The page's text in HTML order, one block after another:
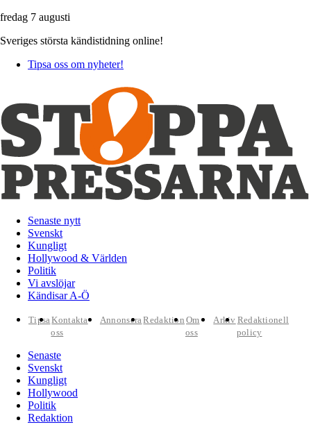
fredag 7 augusti
Sveriges största kändistidning online!
Tipsa oss om nyheter!
Senaste nytt
Svenskt
Kungligt
Hollywood & Världen
Politik
Vi avslöjar
Kändisar A-Ö
TipsaKontakta
oss
AnnonseraRedaktion Om
oss
Arkiv Redaktionell
policy
Senaste
Svenskt
Kungligt
Hollywood
Politik
Redaktion